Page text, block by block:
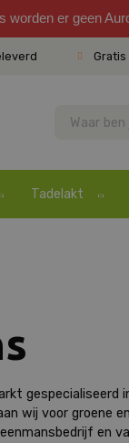
worden er geen
Tadelakt
gespecialiseerd
wij voor groene
en